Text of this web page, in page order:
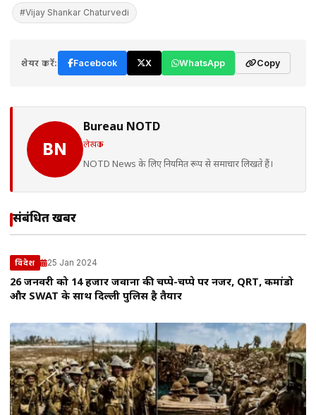
#Vijay Shankar Chaturvedi
शेयर करें: Facebook X WhatsApp Copy
BN
Bureau NOTD
लेखक
NOTD News के लिए नियमित रूप से समाचार लिखते हैं।
संबंधित खबरें
विदेश 25 Jan 2024
26 जनवरी को 14 हजार जवानों की चप्पे-चप्पे पर नजर, QRT, कमांडो
और SWAT के साथ दिल्ली पुलिस है तैयार